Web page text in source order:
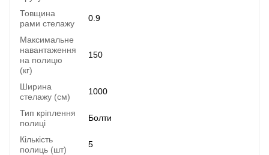
Товщина
рами стелажу
0.9
Максимальне
навантаження
на полицю
(кг)
150
Ширина
стелажу (см)
1000
Тип кріплення
полиці
Болти
Кількість
полиць (шт)
5